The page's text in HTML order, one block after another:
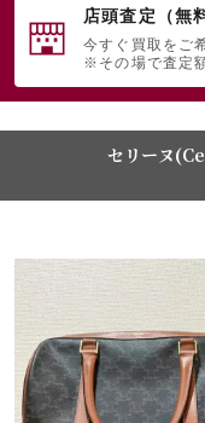
店頭査定（無
今すぐ買取をご
※その場で査定
セリーヌ